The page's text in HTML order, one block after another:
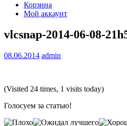
Корзина
Мой аккаунт
vlcsnap-2014-06-08-
08.06.2014 admin
(Visited 24 times, 1 visits today)
Голосуем за статью!